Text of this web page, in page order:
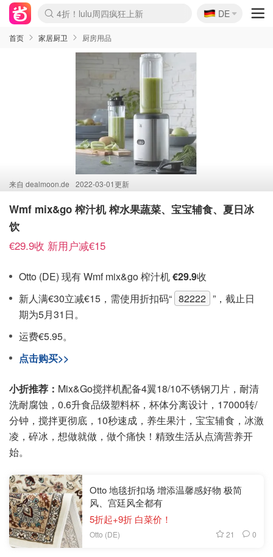
Boticinal 夏促开抢！
4折！lulu周四疯狂上新
还没结束！&OtherStories大促
Joybuy变相75折 随时失效
速领！Stanley独家85折
疑似霸哥！Camper额外叠85折
Zalando 奥莱闪促！每日更新
Moncler反季囤！5折起+叠9折
Coach Brooklyn仅€192
🇩🇪
DE
首页 家居厨卫 厨房用品
来自 dealmoon.de 2022-03-01更新
Wmf mix&go 榨汁机 榨水果蔬菜、宝宝辅食、夏日冰
饮
€29.9收 新用户减€15
Otto (DE) 现有 Wmf mix&go 榨汁机€29.9收
新人满€30立减€15，需使用折扣码“ 82222 ”，截止日
期为5月31日。
运费€5.95。
点击购买>>
小折推荐： Mix&Go搅拌机配备4翼18/10不锈钢刀片，耐清
洗耐腐蚀，0.6升食品级塑料杯，杯体分离设计，17000转/
分钟，搅拌更彻底，10秒速成，养生果汁，宝宝辅食，冰激
凌，碎冰，想做就做，做个痛快！精致生活从点滴营养开
始。
Otto 地毯折扣场 增添温馨感好物 极简
风、宫廷风全都有
5折起+9折 白菜价！
Otto (DE) 21 0